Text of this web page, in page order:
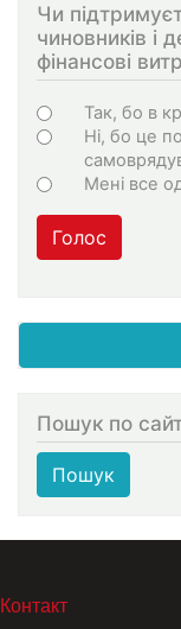
Чи
чиновників і
фінансові
Варіанти
Так, бо в
Ні, бо це
Мені все
Голос
Пошук по
Пошук
МЕНЮ В ПОДВАЛЕ
Контакт